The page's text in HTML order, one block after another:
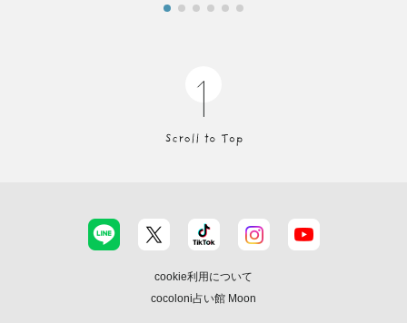
cookie利用について
cocoloni占い館 Moon